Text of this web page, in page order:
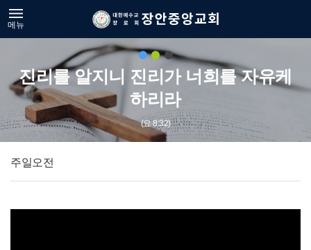
메뉴
진리를 알지니 진리가 너희를 자유케
하리라
(요 8:32)
주일오전